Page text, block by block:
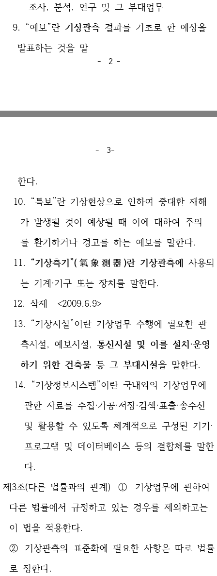
조사, 분석, 연구 및 그 부대업무
9. “예보”란 기상관측 결과를 기초로 한 예상을
발표하는 것을 말
- 2 -
- 3-
한다.
10. “특보”란 기상현상으로 인하여 중대한 재해
가 발생될 것이 예상될 때 이에 대하여 주의
를 환기하거나 경고를 하는 예보를 말한다.
11. “기상측기”(氣象測器)란 기상관측에 사용되
는 기계·기구 또는 장치를 말한다.
12. 삭제 <2009.6.9>
13. “기상시설”이란 기상업무 수행에 필요한 관
측시설, 예보시설,통신시설 및 이를 설치·운영
하기 위한 건축물 등 그 부대시설을 말한다.
14. “기상정보시스템”이란 국내외의 기상업무에
관한 자료를 수집·가공·저장·검색·표출·송수신
및 활용할 수 있도록 체계적으로 구성된 기기·
프로그램 및 데이터베이스 등의 결합체를 말한
다.
제3조(다른 법률과의 관계) ① 기상업무에 관하여
다른 법률에서 규정하고 있는 경우를 제외하고는
이 법을 적용한다.
② 기상관측의 표준화에 필요한 사항은 따로 법률
로 정한다.